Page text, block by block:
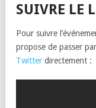
SUIVRE LE
Pour suivre
propose de passer
Twitter directement :